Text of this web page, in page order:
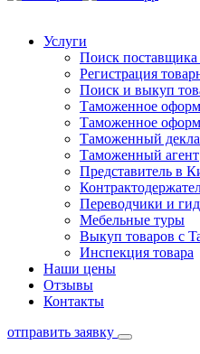
Услуги
Поиск поставщика
Регистрация
Поиск и выкуп
Таможенное
Таможенное
Таможенный
Таможенный агент
Представитель в
Переводчики и
Мебельные туры
Выкуп товаров с
Инспекция товара
Наши цены
Отзывы
Контакты
отправить заявку